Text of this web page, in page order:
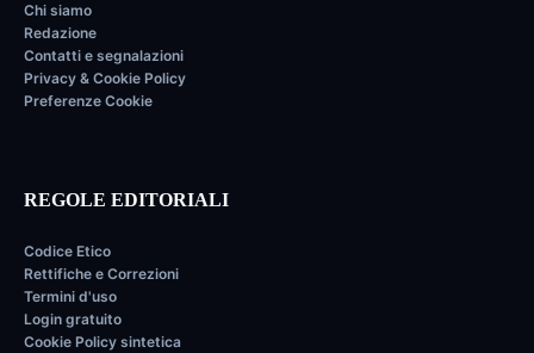
Chi siamo
Redazione
Contatti e segnalazioni
Privacy & Cookie Policy
Preferenze Cookie
REGOLE EDITORIALI
Codice Etico
Rettifiche e Correzioni
Termini d'uso
Login gratuito
Cookie Policy sintetica